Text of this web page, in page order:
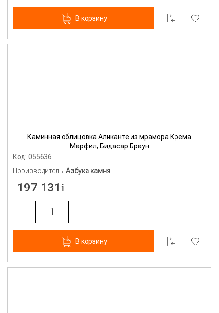
В корзину
Каминная облицовка Аликанте из мрамора Крема
Марфил, Бидасар Браун
Код: 055636
Производитель: Азбука камня
197 131
В корзину